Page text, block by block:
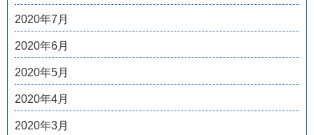
2020年7月
2020年6月
2020年5月
2020年4月
2020年3月